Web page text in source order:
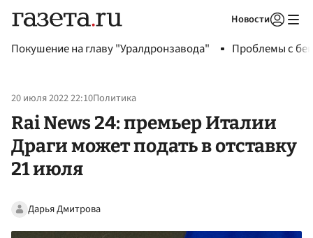
Новости
Покушение на главу "Уралдронзавода" Проблемы с
20 июля 2022 22:10Политика
Rai News 24: премьер Италии
Драги может подать в отставку
21 июля
Дарья Дмитрова